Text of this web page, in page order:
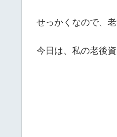
せっかくなので、
今日は、私の老後